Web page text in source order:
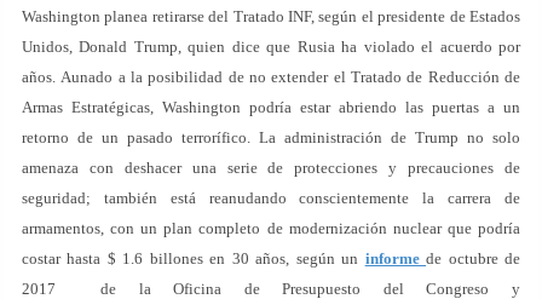
Washington planea retirarse del Tratado INF, según el presidente de Estados
Unidos, Donald Trump, quien dice que Rusia ha violado el acuerdo por
años. Aunado a la posibilidad de no extender el Tratado de Reducción de
Armas Estratégicas, Washington podría estar abriendo las puertas a un
retorno de un pasado terrorífico. La administración de Trump no solo
amenaza con deshacer una serie de protecciones y precauciones de
seguridad; también está reanudando conscientemente la carrera de
armamentos, con un plan completo de modernización nuclear que podría
costar hasta $ 1.6 billones en 30 años, según un informede octubre de
2017 de la Oficina de Presupuesto del Congreso y